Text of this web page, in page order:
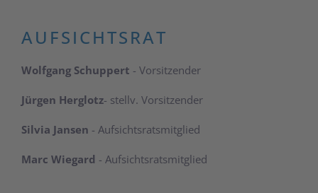
AUFSICHTSRAT
Wolfgang Schuppert - Vorsitzender
Jürgen Herglotz- stellv. Vorsitzender
Silvia Jansen - Aufsichtsratsmitglied
Marc Wiegard - Aufsichtsratsmitglied